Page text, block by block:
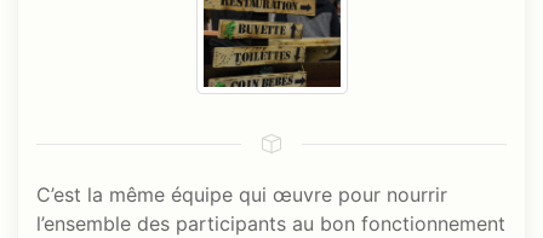
C’est la même équipe qui œuvre pour nourrir
l’ensemble des participants au bon fonctionnement